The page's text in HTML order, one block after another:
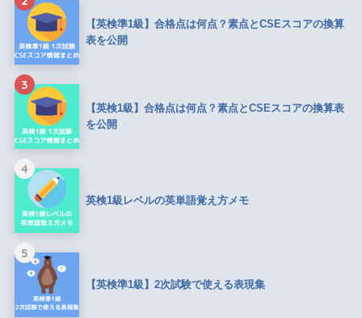
【英検準1級】合格点は何点？素点とCSEスコアの換算
表を公開
3
【英検1級】合格点は何点？素点とCSEスコアの換算表
を公開
4
英検1級レベルの英単語覚え方メモ
5
【英検準1級】2次試験で使える表現集